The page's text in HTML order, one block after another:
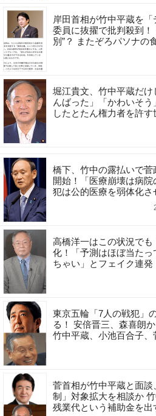
岸田首相が竹中平蔵を「
委員に抜擢で批判殺到！
別”？ またぞろパソナの
堀江貴文、竹中平蔵だ
んばった」「かわいそ
したとたん権力者を許す
橋下、竹中の露払いで
開始！「医療崩壊は病
犯は公的医療を弱体化さ
高橋洋一はこの状況で
化！「予測はほぼ当た
ちゃい」とフェイク連発
東京五輪「7人の戦犯」
る！ 安倍晋三、森喜朗
竹中平蔵、小池百合子、
菅首相が竹中平蔵と面
制」対象拡大を相談か
残業代という補助金を出